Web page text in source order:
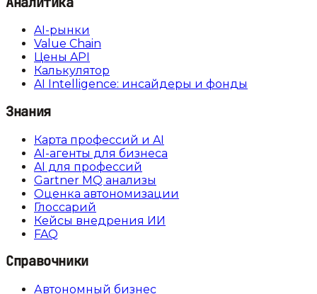
AI-рынки
Value Chain
Цены API
Калькулятор
AI Intelligence: инсайдеры и фонды
Знания
Карта профессий и AI
AI-агенты для бизнеса
AI для профессий
Gartner MQ анализы
Оценка автономизации
Глоссарий
Кейсы внедрения ИИ
FAQ
Справочники
Автономный бизнес